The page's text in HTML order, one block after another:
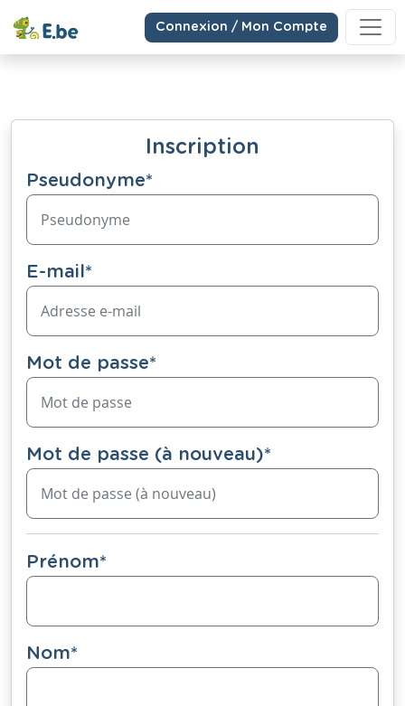
Connexion / Mon Compte
Inscription
Pseudonyme*
E-mail*
Mot de passe*
Mot de passe (à nouveau)*
Prénom*
Nom*